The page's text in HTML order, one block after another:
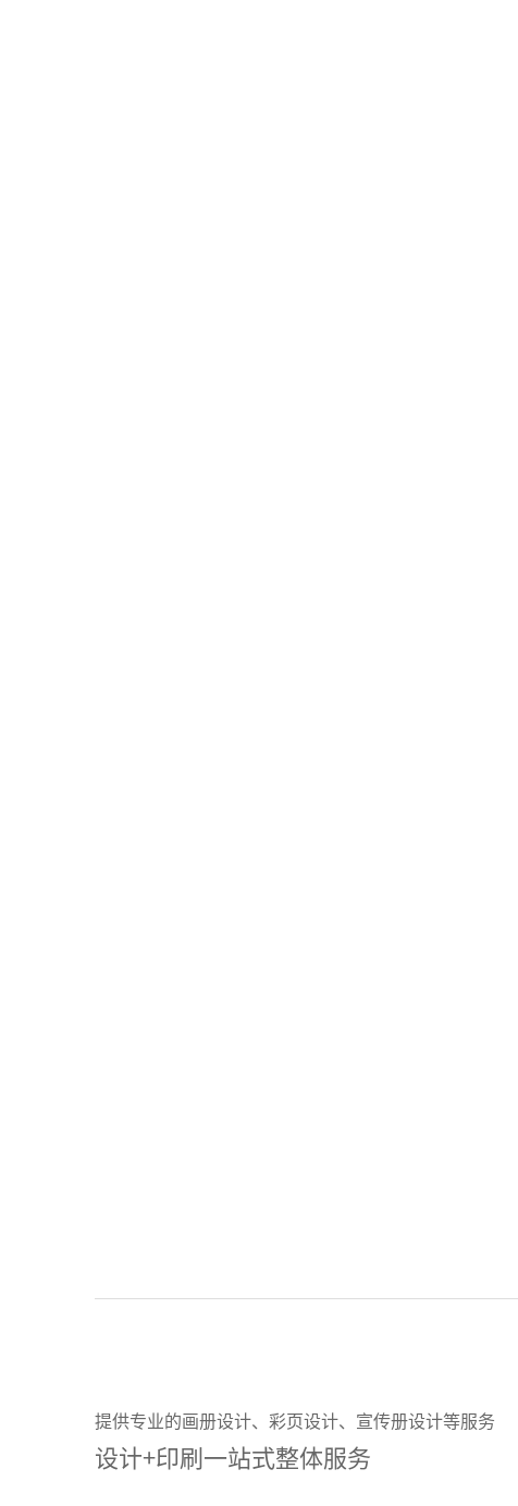
提供专业的画册设计、彩页设计、宣传册设计等服务
设计+印刷一站式整体服务